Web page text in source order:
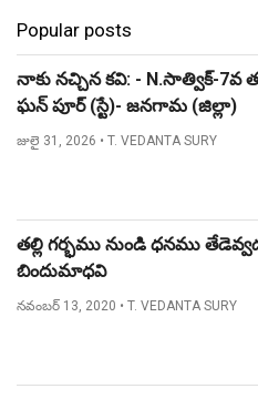
Popular posts
నాకు నచ్చిన కవి: - N.సాత్విక్-7వ
ఘన్ పూర్ (స్టే)- జనగామ (జిల్లా)
జులై 31, 2026 • T. VEDANTA SURY
తల్లి గర్భము నుండి ధనము
బిందుమాధవి
నవంబర్ 13, 2020 • T. VEDANTA SURY